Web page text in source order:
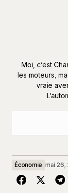
Moi, c’est
les moteurs,
vraie
Économie mai 26,